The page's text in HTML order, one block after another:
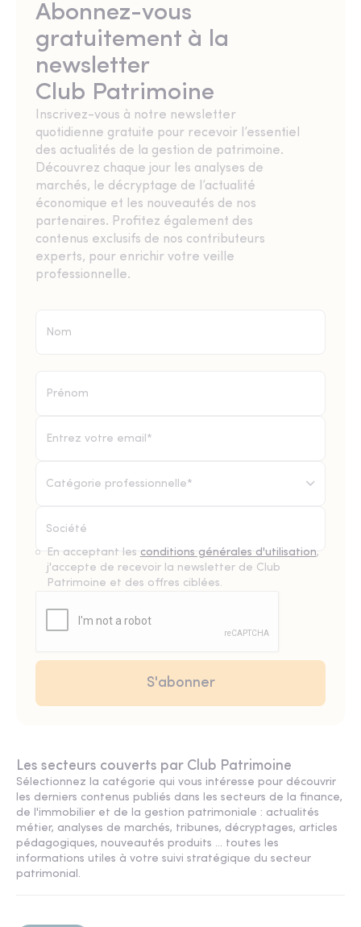
Abonnez-vous
gratuitement à la
newsletter
Club Patrimoine
Inscrivez-vous à notre newsletter
quotidienne gratuite pour recevoir l’essentiel
des actualités de la gestion de patrimoine.
Découvrez chaque jour les analyses de
marchés, le décryptage de l’actualité
économique et les nouveautés de nos
partenaires. Profitez également des
contenus exclusifs de nos contributeurs
experts, pour enrichir votre veille
professionnelle.
Catégorie professionnelle*
En acceptant les conditions générales d'utilisation,
j'accepte de recevoir la newsletter de Club
Patrimoine et des offres ciblées.
Les secteurs couverts par Club Patrimoine
Sélectionnez la catégorie qui vous intéresse pour découvrir
les derniers contenus publiés dans les secteurs de la finance,
de l'immobilier et de la gestion patrimoniale : actualités
métier, analyses de marchés, tribunes, décryptages, articles
pédagogiques, nouveautés produits ... toutes les
informations utiles à votre suivi stratégique du secteur
patrimonial.